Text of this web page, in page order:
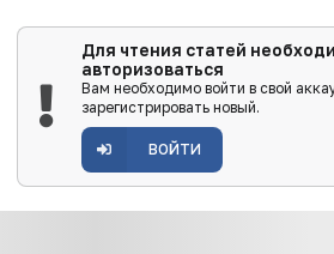
Для чтения статей
авторизоваться
Вам необходимо войти в свой
зарегистрировать новый.
ВОЙТИ